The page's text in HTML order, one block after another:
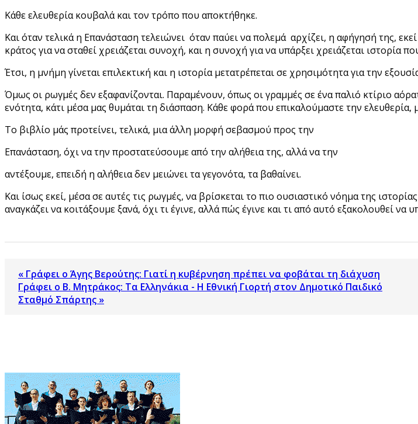
Κάθε ελευθερία κουβαλά και τον τρόπο που αποκτήθηκε.
Και όταν τελικά η Επανάσταση τελειώνει όταν παύει να πολεμά αρχίζει, η αφήγησή της,
κράτος για να σταθεί χρειάζεται συνοχή, και η συνοχή για να υπάρξει χρειάζεται ιστορία
Έτσι, η μνήμη γίνεται επιλεκτική και η ιστορία μετατρέπεται σε χρησιμότητα για την
Όμως οι ρωγμές δεν εξαφανίζονται. Παραμένουν, όπως οι γραμμές σε ένα παλιό κτίριο
ενότητα, κάτι μέσα μας θυμάται τη διάσπαση. Κάθε φορά που επικαλούμαστε την ελευθερία,
Το βιβλίο μάς προτείνει, τελικά, μια άλλη μορφή σεβασμού προς την
Επανάσταση, όχι να την προστατεύσουμε από την αλήθεια της, αλλά να την
αντέξουμε, επειδή η αλήθεια δεν μειώνει τα γεγονότα, τα βαθαίνει.
Και ίσως εκεί, μέσα σε αυτές τις ρωγμές, να βρίσκεται το πιο ουσιαστικό νόημα της
αναγκάζει να κοιτάξουμε ξανά, όχι τι έγινε, αλλά πώς έγινε και τι από αυτό εξακολουθεί να
« Γράφει ο Άγης Βερούτης: Γιατί η κυβέρνηση πρέπει να φοβάται τη διάχυση
Γράφει ο Β. Μητράκος: Τα Ελληνάκια - Η Εθνική Γιορτή στον Δημοτικό Παιδικό
Σταθμό Σπάρτης »